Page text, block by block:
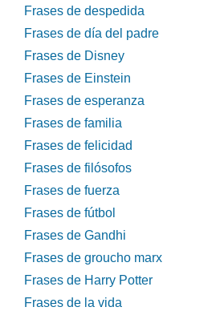
Frases de despedida
Frases de día del padre
Frases de Disney
Frases de Einstein
Frases de esperanza
Frases de familia
Frases de felicidad
Frases de filósofos
Frases de fuerza
Frases de fútbol
Frases de Gandhi
Frases de groucho marx
Frases de Harry Potter
Frases de la vida